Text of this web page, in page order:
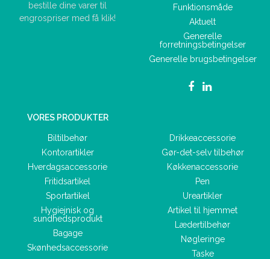
bestille dine varer til
engrospriser med få klik!
Funktionsmåde
Aktuelt
Generelle
forretningsbetingelser
Generelle brugsbetingelser
VORES PRODUKTER
Biltilbehør
Kontorartikler
Hverdagsaccessorie
Fritidsartikel
Sportartikel
Hygiejnisk og
sundhedsprodukt
Bagage
Skønhedsaccessorie
Drikkeaccessorie
Gør-det-selv tilbehør
Køkkenaccessorie
Pen
Ureartikler
Artikel til hjemmet
Lædertilbehør
Nøgleringe
Taske